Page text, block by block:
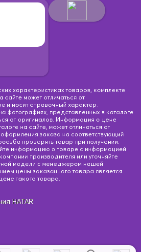
характеристиках товаров, комплекте
сайте может отличаться от
и носит справочный характер.
фотографиях, представленных в каталоге
от оригиналов. Информация о цене
на сайте, может отличаться от
заказа на соответствующий
проверять товар при получении.
информацию о товаре с информацией
производителя или уточняйте
модели с менеджером нашей
цены заказанного товара является
такого товара.
HATAR